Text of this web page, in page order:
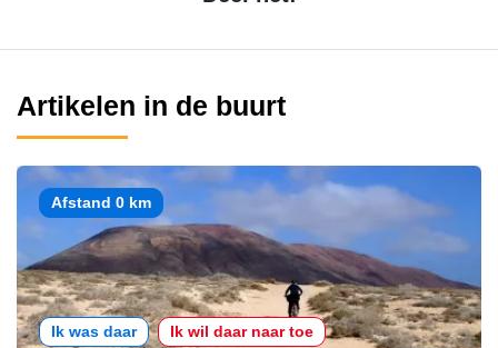
Artikelen in de buurt
Afstand 0 km
Ik was daar Ik wil daar naar toe